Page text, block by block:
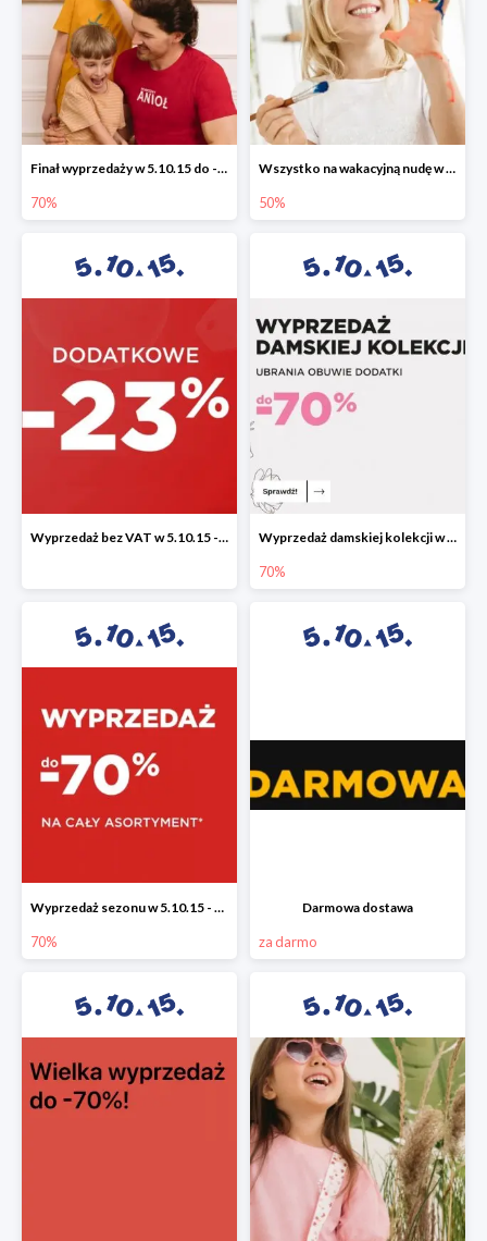
Finał wyprzedaży w 5.10.15 do -70%
70%
Wszystko na wakacyjną nudę w 5.10.15 - gry i zabawki do -50%
50%
Wyprzedaż bez VAT w 5.10.15 - dodatkowe -23% rabatu Wyprzedaż damskiej kolekcji w 5.10.15 - ubrania, obuwie i dodatki do -70%
70%
Wyprzedaż sezonu w 5.10.15 - cały asortyment -70%
70%
Darmowa dostawa
za darmo